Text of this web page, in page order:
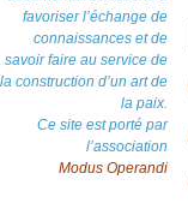
favoriser l’échange de
connaissances et de
savoir faire au service de
la construction d’un art de
la paix.
Ce site est porté par
l’association
Modus Operandi